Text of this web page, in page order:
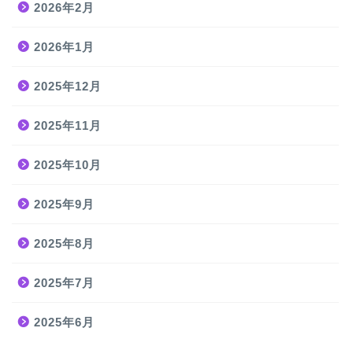
2026年2月
2026年1月
2025年12月
2025年11月
2025年10月
2025年9月
2025年8月
2025年7月
2025年6月